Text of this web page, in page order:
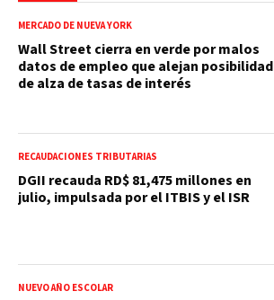
MERCADO DE NUEVA YORK
Wall Street cierra en verde por malos
datos de empleo que alejan posibilidad
de alza de tasas de interés
RECAUDACIONES TRIBUTARIAS
DGII recauda RD$ 81,475 millones en
julio, impulsada por el ITBIS y el ISR
NUEVO AÑO ESCOLAR